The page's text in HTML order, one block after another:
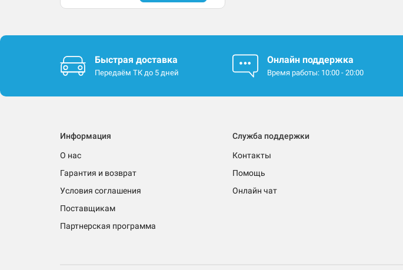
Быстрая доставка
Передаём ТК до 5 дней
Онлайн поддержка
Время работы: 10:00 - 20:00
Информация
О нас
Гарантия и возврат
Условия соглашения
Поставщикам
Партнерская программа
Служба поддержки
Контакты
Помощь
Онлайн чат